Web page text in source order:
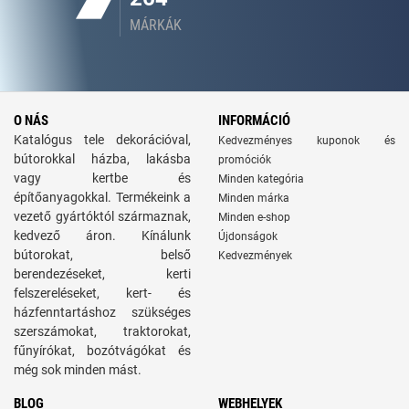
MÁRKÁK
O NÁS
Katalógus tele dekorációval,
bútorokkal házba, lakásba
vagy kertbe és
építőanyagokkal. Termékeink a
vezető gyártóktól származnak,
kedvező áron. Kínálunk
bútorokat, belső
berendezéseket, kerti
felszereléseket, kert- és
házfenntartáshoz szükséges
szerszámokat, traktorokat,
fűnyírókat, bozótvágókat és
még sok minden mást.
INFORMÁCIÓ
Kedvezményes kuponok és
promóciók
Minden kategória
Minden márka
Minden e-shop
Újdonságok
Kedvezmények
BLOG WEBHELYEK